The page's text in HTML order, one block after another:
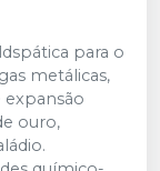
para o
metálicas,
expansão
ouro,